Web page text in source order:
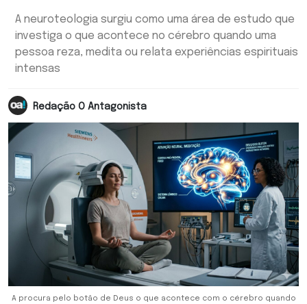
A neuroteologia surgiu como uma área de estudo que
investiga o que acontece no cérebro quando uma
pessoa reza, medita ou relata experiências espirituais
intensas
Redação O Antagonista
A procura pelo botão de Deus o que acontece com o cérebro quando